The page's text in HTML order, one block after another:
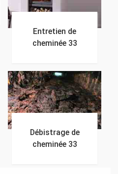
Entretien de
cheminée 33
Débistrage de
cheminée 33